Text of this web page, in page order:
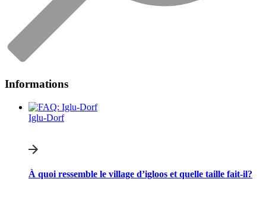
Informations
Iglu-Dorf
À quoi ressemble le village d’igloos et quelle taille fait-il?